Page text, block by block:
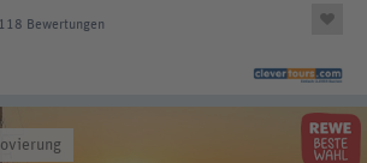
118 Bewertungen